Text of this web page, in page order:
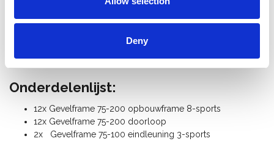
Deny
Steigerklasse II (150 Kg/m²)
Garantie: 5 jaar op las- of constructiefouten
Gewicht gevelsteiger: 710 Kg
Alle gevelsteiger onderdelen zijn los verkrijgbaar.
Onderdelenlijst:
12x Gevelframe 75-200 opbouwframe 8-sports
12x Gevelframe 75-200 doorloop
2x Gevelframe 75-100 eindleuning 3-sports